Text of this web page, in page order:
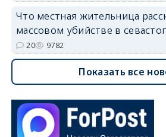
Что местная жительница
массовом убийстве в
20 9782
Показать все